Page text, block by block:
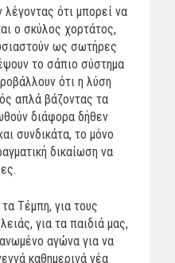
λέγοντας ότι μπορεί να
ο σκύλος χορτάτος,
ως σωτήρες
το σάπιο σύστημα
ότι η λύση
απλά βάζοντας τα
διάφορα δήθεν
συνδικάτα, το μόνο
δικαίωση να
Τέμπη, για τους
για τα παιδιά μας,
αγώνα για να
καθημερινά νέα